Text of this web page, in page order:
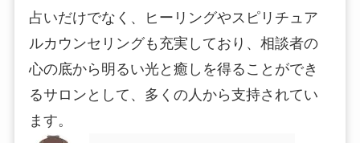
占いだけでなく、ヒーリングやスピリチュア
ルカウンセリングも充実しており、相談者の
心の底から明るい光と癒しを得ることができ
るサロンとして、多くの人から支持されてい
ます。